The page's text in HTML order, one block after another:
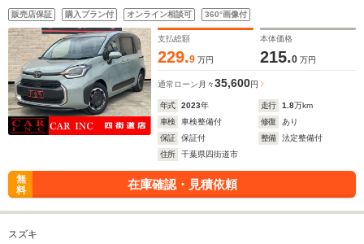
ントロール 両側パワースライドドア 衝突被害軽減ブレー
キ クリアランスソナー ETC2.0 LEDヘッドライト
販売店保証 購入プラン付 オンライン相談可 360°画像付
支払総額
229.9 万円
本体価格
215.0 万円
通常ローン 月々35,600円
年式 2023年 走行 1.8万km
車検
車検整備付 修復
あり
保証
保証付 整備
法定整備付
住所
千葉県四街道市
無
料
在庫確認・見積依頼
スズキ